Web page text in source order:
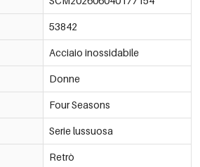
€1,20
€1,20
53842
Acciaio inossidabile
Donne
Four Seasons
Serie lussuosa
Retrò